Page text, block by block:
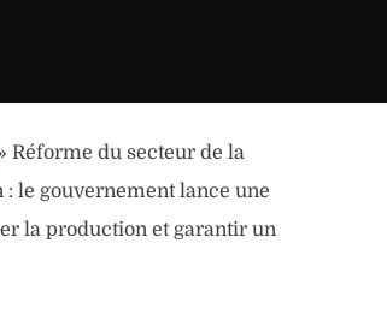
Réforme du secteur de la
le gouvernement lance une
la production et garantir un